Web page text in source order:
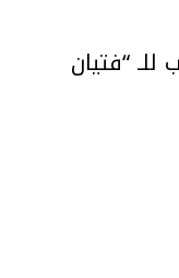
“فتيان